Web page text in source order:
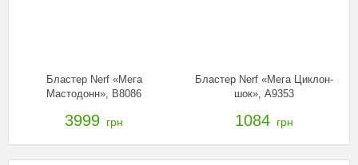
Бластер Nerf «Мега
Мастодонн», B8086
3999 грн
Бластер Nerf «Мега Циклон-
шок», A9353
1084 грн